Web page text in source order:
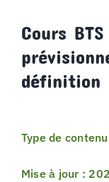
S’INSCRIRE
SUPPORT
Cours
Type de
Mise à jour :